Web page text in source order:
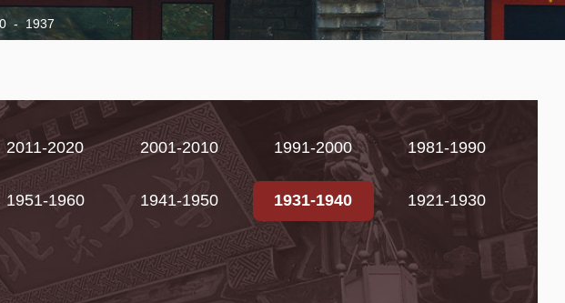
- 1937
2011-2020 2001-2010 1991-2000 1981-1990
1951-1960 1941-1950 1931-1940 1921-1930